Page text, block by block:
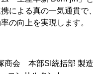
による真の一気通貫で、
の向上を実現します。
商会 本部SI統括部 製造